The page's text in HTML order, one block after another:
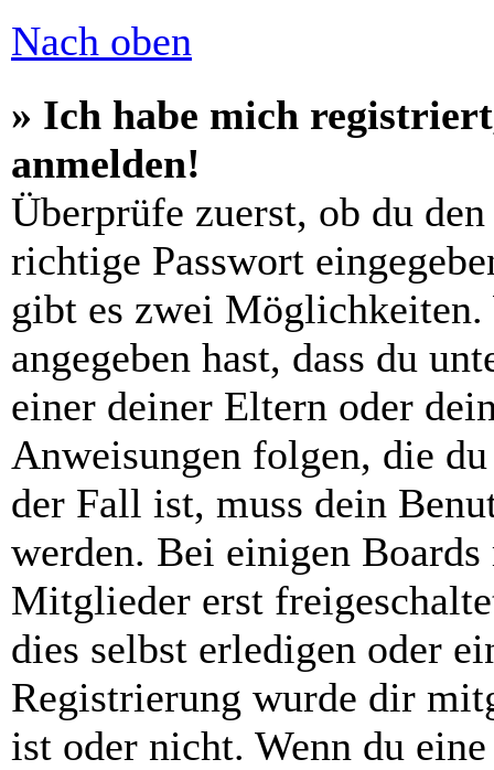
Nach oben
» Ich habe mich
anmelden!
Überprüfe zuerst, ob du
richtige Passwort
gibt es zwei
angegeben hast, dass du
einer deiner Eltern oder
Anweisungen folgen, die
der Fall ist, muss dein
werden. Bei einigen Boards
Mitglieder erst
dies selbst erledigen oder
Registrierung wurde dir
ist oder nicht. Wenn du